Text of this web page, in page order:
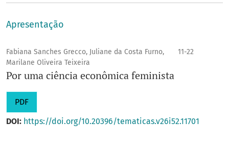
Apresentação
Fabiana Sanches Grecco, Juliane da Costa Furno,
Marilane Oliveira Teixeira
11-22
Por uma ciência econômica feminista
PDF
DOI: https://doi.org/10.20396/tematicas.v26i52.11701